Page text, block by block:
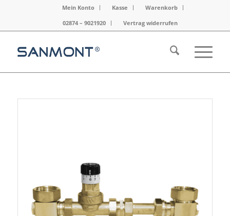
Mein Konto Kasse
Warenkorb
02874 – 9021920
Vertrag widerrufen